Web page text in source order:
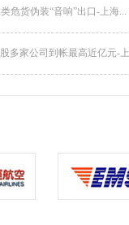
危货伪装“音响”出口-上海...
多家公司到帐最高近亿元-